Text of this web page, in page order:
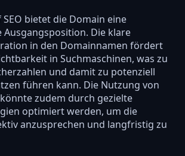
bietet die Domain eine
Die klare
in den Domainnamen fördert
in Suchmaschinen, was zu
und damit zu potenziell
führen kann. Die Nutzung von
zudem durch gezielte
optimiert werden, um die
anzusprechen und langfristig zu